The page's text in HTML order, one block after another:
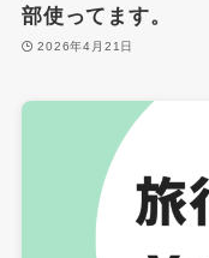
部使ってます。
2026年4月21日